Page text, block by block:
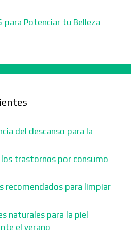
para Potenciar tu Belleza
del descanso para la
los trastornos por consumo
recomendados para limpiar
naturales para la piel
el verano